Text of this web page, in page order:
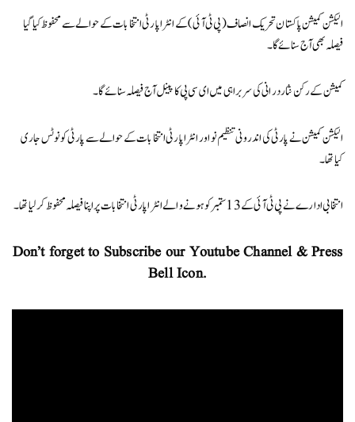
الیکشن کمیشن پاکستان تحریک انصاف (پی ٹی آئی) کے انٹرا پارٹی انتخابات کے حوالے سے محفوظ کیا گیا
فیصلہ بھی آج سنائے گا۔
کمیشن کے رکن نثار درانی کی سربراہی میں ای سی پی کا پینل آج فیصلہ سنائے گا۔
الیکشن کمیشن نے پارٹی کی اندرونی تنظیم نو اور انٹرا پارٹی انتخابات کے حوالے سے پارٹی کو نوٹس جاری
کیا تھا۔
انتخابی ادارے نے پی ٹی آئی کے 13 ستمبر کو ہونے والے انٹرا پارٹی انتخابات پر اپنا فیصلہ محفوظ کر لیا تھا۔
Don’t forget to Subscribe our Youtube Channel & Press
Bell Icon.